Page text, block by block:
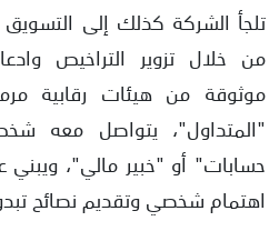
تلجأ الشركة كذلك إلى التسويق
من خلال تزوير التراخيص
موثوقة من هيئات رقابية
"المتداول"، يتواصل معه
حسابات" أو "خبير مالي"،
اهتمام شخصي وتقديم نصائح